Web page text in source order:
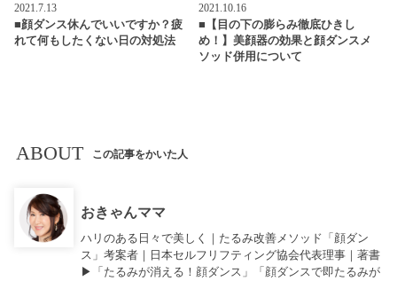
2021.7.13
■顔ダンス休んでいいですか？疲
れて何もしたくない日の対処法
2021.10.16
■【目の下の膨らみ徹底ひきし
め！】美顔器の効果と顔ダンスメ
ソッド併用について
ABOUT この記事をかいた人
おきゃんママ
ハリのある日々で美しく｜たるみ改善メソッド「顔ダン
ス」考案者｜日本セルフリフティング協会代表理事｜著書
▶︎「 たるみが消える！顔ダンス 」「 顔ダンスで即たるみが